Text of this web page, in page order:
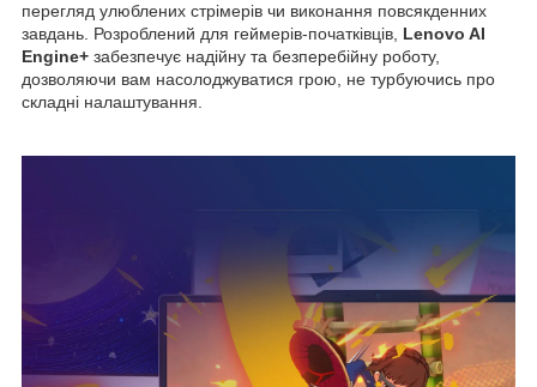
перегляд улюблених стрімерів чи виконання повсякденних
завдань. Розроблений для геймерів-початківців, Lenovo AI
Engine+ забезпечує надійну та безперебійну роботу,
дозволяючи вам насолоджуватися грою, не турбуючись про
складні налаштування.